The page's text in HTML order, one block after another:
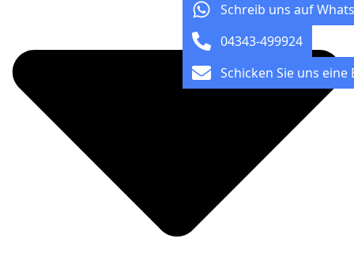
Schreib uns auf
04343-499924
Schicken Sie uns eine